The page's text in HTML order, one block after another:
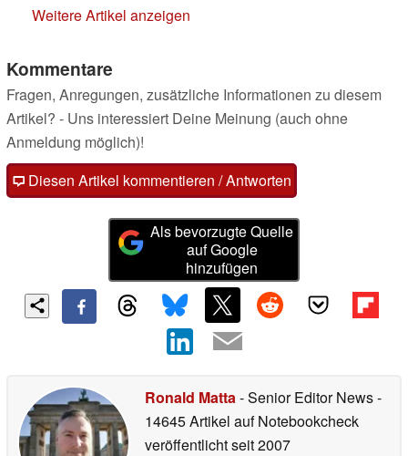
Weitere Artikel anzeigen
Kommentare
Fragen, Anregungen, zusätzliche Informationen zu diesem
Artikel? - Uns interessiert Deine Meinung (auch ohne
Anmeldung möglich)!
Diesen Artikel kommentieren / Antworten
Als bevorzugte Quelle
auf Google
hinzufügen
Ronald Matta- Senior Editor News-
14645 Artikel auf Notebookcheck
veröffentlichtseit 2007